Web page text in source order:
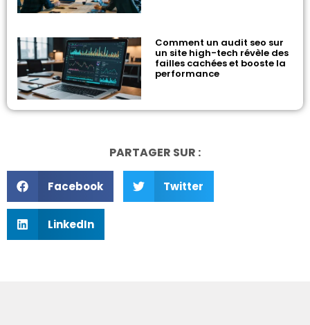
Comment un audit seo sur
un site high-tech révèle des
failles cachées et booste la
performance
PARTAGER SUR :
Facebook Twitter
LinkedIn